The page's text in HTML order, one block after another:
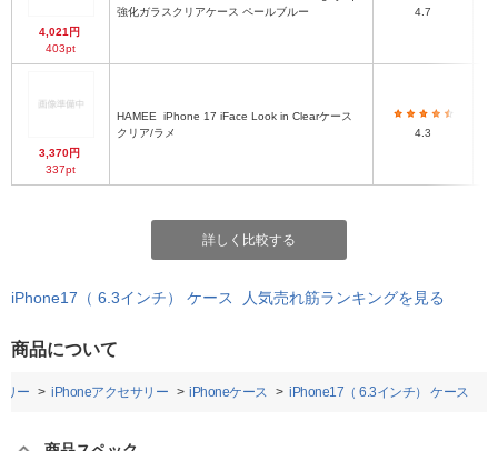
4,021円
403pt
強化ガラスクリアケース ペールブルー
4.7
3,370円
337pt
HAMEE
クリア/ラメ
4.3
詳しく比較する
iPhone17（ 6.3インチ） ケース 人気売れ筋ランキングを見る
商品について
リー iPhoneアクセサリー iPhoneケース iPhone17（ 6.3インチ） ケース